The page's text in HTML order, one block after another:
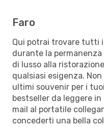
Faro
Qui potrai trovare tutti
durante la
di lusso alla
qualsiasi esigenza.
ultimi souvenir per i
bestseller da leggere
mail al portatile
concederti una bella